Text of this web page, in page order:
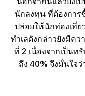
นักลงทุน ที่ต้องกา
ปล่อยให้นักท่องเที่
ทำเลดังกล่าวยังมีค
ที่ 2 เนื่องจากเป็น
ถึง 40% จึงมั่นใจ